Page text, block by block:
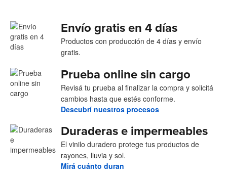
Envío gratis en 4 días
Productos con producción de 4 días y envío
gratis.
Prueba online sin cargo
Revisá tu prueba al finalizar la compra y solicitá
cambios hasta que estés conforme.
Descubrí nuestros procesos
Duraderas e impermeables
El vinilo duradero protege tus productos de
rayones, lluvia y sol.
Mirá cuánto duran